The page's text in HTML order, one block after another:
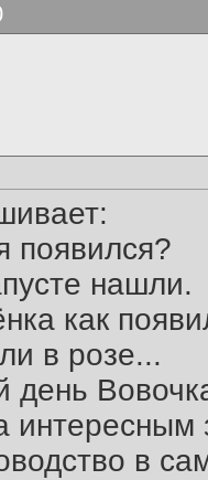
появился?
нашли.
как
в розе...
интересным
в